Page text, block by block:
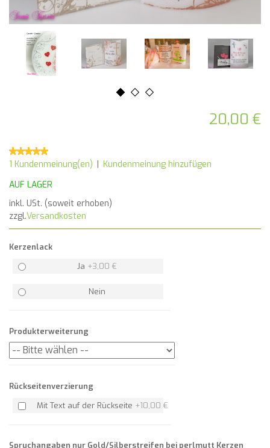
20,00 €
1 Kundenmeinung(en) | Kundenmeinung hinzufügen
AUF LAGER
inkl. USt. (soweit erhoben)
zzgl.Versandkosten
Kerzenlack
Ja +3,00 €
Nein
Produkterweiterung
Rückseitenverzierung
Mit Text auf der Rückseite +10,00 €
Spruchangaben nur Gold/Silberstreifen bei perlmutt Kerzen